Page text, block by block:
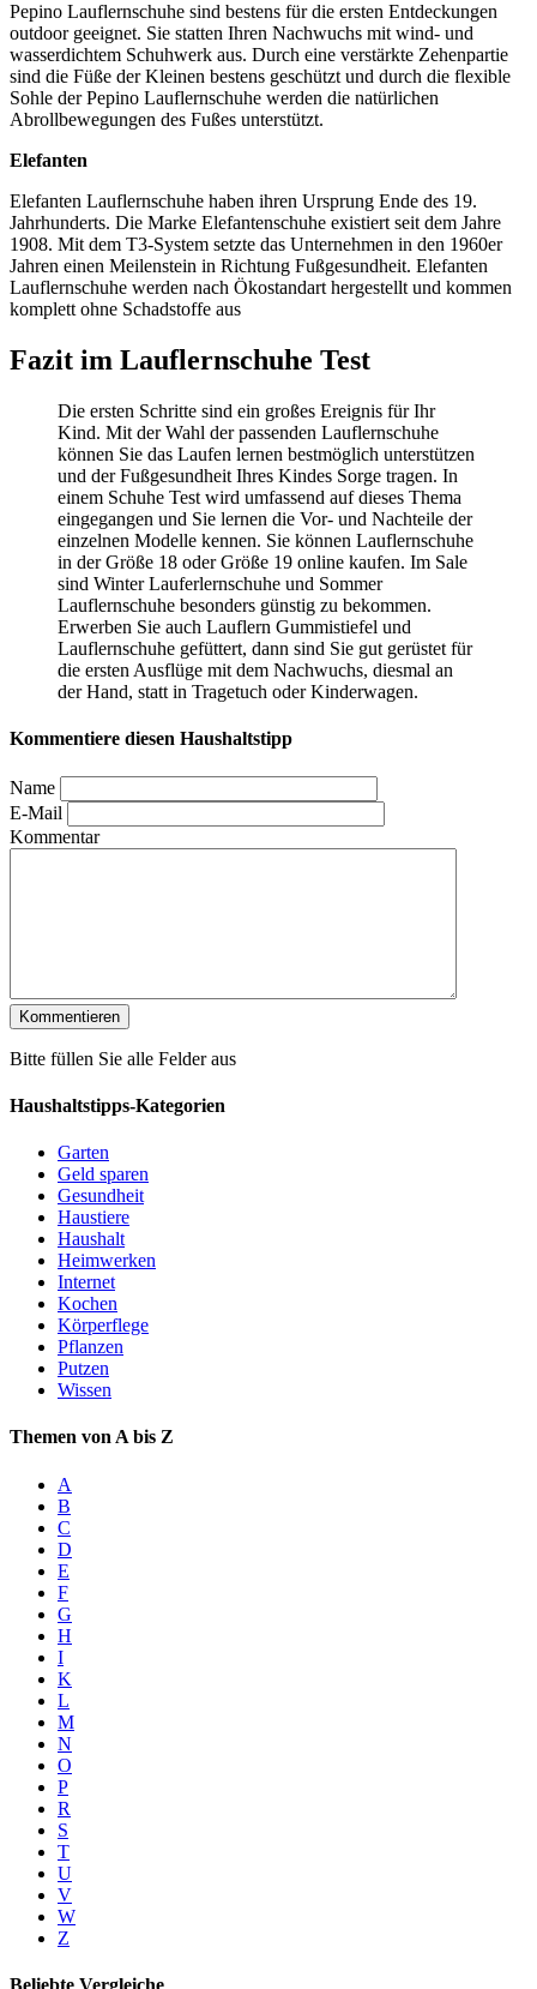
Pepino Lauflernschuhe sind bestens für die ersten Entdeckungen
outdoor geeignet. Sie statten Ihren Nachwuchs mit wind- und
wasserdichtem Schuhwerk aus. Durch eine verstärkte Zehenpartie
sind die Füße der Kleinen bestens geschützt und durch die flexible
Sohle der Pepino Lauflernschuhe werden die natürlichen
Abrollbewegungen des Fußes unterstützt.
Elefanten
Elefanten Lauflernschuhe haben ihren Ursprung Ende des 19.
Jahrhunderts. Die Marke Elefantenschuhe existiert seit dem Jahre
1908. Mit dem T3-System setzte das Unternehmen in den 1960er
Jahren einen Meilenstein in Richtung Fußgesundheit. Elefanten
Lauflernschuhe werden nach Ökostandart hergestellt und kommen
komplett ohne Schadstoffe aus
Fazit im Lauflernschuhe Test
Die ersten Schritte sind ein großes Ereignis für Ihr
Kind. Mit der Wahl der passenden Lauflernschuhe
können Sie das Laufen lernen bestmöglich unterstützen
und der Fußgesundheit Ihres Kindes Sorge tragen. In
einem Schuhe Test wird umfassend auf dieses Thema
eingegangen und Sie lernen die Vor- und Nachteile der
einzelnen Modelle kennen. Sie können Lauflernschuhe
in der Größe 18 oder Größe 19 online kaufen. Im Sale
sind Winter Lauferlernschuhe und Sommer
Lauflernschuhe besonders günstig zu bekommen.
Erwerben Sie auch Lauflern Gummistiefel und
Lauflernschuhe gefüttert, dann sind Sie gut gerüstet für
die ersten Ausflüge mit dem Nachwuchs, diesmal an
der Hand, statt in Tragetuch oder Kinderwagen.
Kommentiere diesen Haushaltstipp
Name
E-Mail
Kommentar
Bitte füllen Sie alle Felder aus
Haushaltstipps-Kategorien
Garten
Geld sparen
Gesundheit
Haustiere
Haushalt
Heimwerken
Internet
Kochen
Körperflege
Pflanzen
Putzen
Wissen
Themen von A bis Z
A
B
C
D
E
F
G
H
I
K
L
M
N
O
P
R
S
T
U
V
W
Z
Beliebte Vergleiche